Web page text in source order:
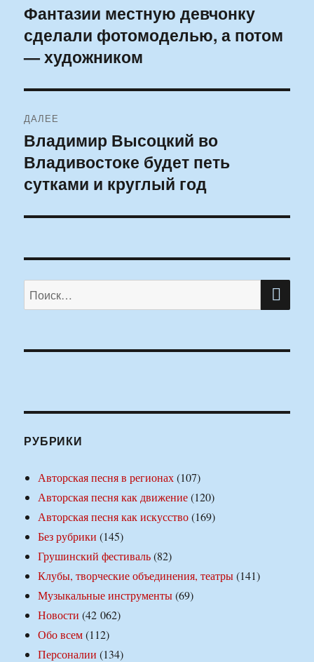
по
записям
Предыдущая
запись:
Фантазии местную девчонку
сделали фотомоделью, а потом
— художником
ДАЛЕЕ
Следующая
запись:
Владимир Высоцкий во
Владивостоке будет петь
сутками и круглый год
Искать:
РУБРИКИ
Авторская песня в регионах(107)
Авторская песня как движение(120)
Авторская песня как искусство(169)
Без рубрики (145)
Грушинский фестиваль(82)
Клубы, творческие объединения, театры(141)
Музыкальные инструменты(69)
Новости (42 062)
Обо всем(112)
Персоналии (134)